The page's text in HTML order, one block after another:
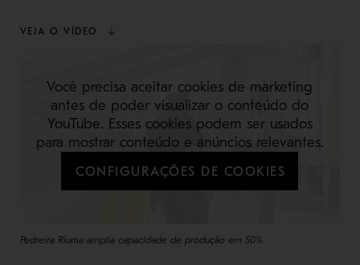
VEJA O VÍDEO
Você precisa aceitar cookies de marketing
antes de poder visualizar o conteúdo do
YouTube. Esses cookies podem ser usados
para mostrar conteúdo e anúncios relevantes.
CONFIGURAÇÕES DE COOKIES
Pedreira Riuma amplia capacidade de produção em 50%